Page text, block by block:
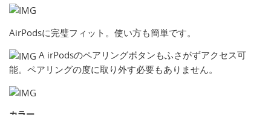
AirPodsに完璧フィット。使い方も簡単です。
A irPodsのペアリングボタンもふさがずアクセス可
能。ペアリングの度に取り外す必要もありません。